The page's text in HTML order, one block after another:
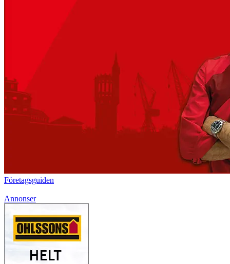
Företagsguiden
Annonser